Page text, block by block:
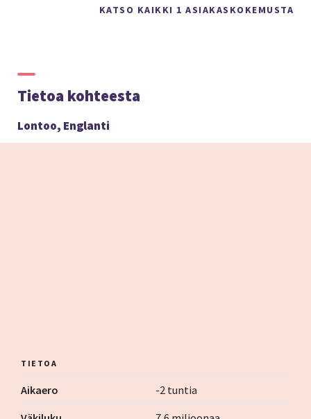
KATSO KAIKKI 1 ASIAKASKOKEMUSTA
Tietoa kohteesta
Lontoo, Englanti
TIETOA
Aikaero
-2 tuntia